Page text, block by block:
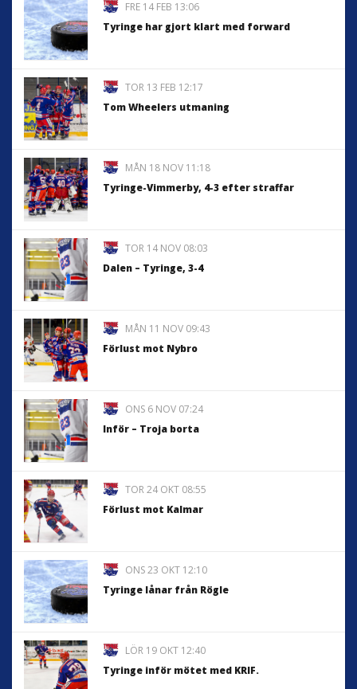
FRE 14 FEB 13:06
Tyringe har gjort klart med forward
TOR 13 FEB 12:17
Tom Wheelers utmaning
MÅN 18 NOV 11:18
Tyringe-Vimmerby, 4-3 efter straffar
TOR 14 NOV 08:03
Dalen – Tyringe, 3-4
MÅN 11 NOV 09:43
Förlust mot Nybro
ONS 6 NOV 07:24
Inför – Troja borta
TOR 24 OKT 08:55
Förlust mot Kalmar
ONS 23 OKT 12:10
Tyringe lånar från Rögle
LÖR 19 OKT 12:40
Tyringe inför mötet med KRIF.